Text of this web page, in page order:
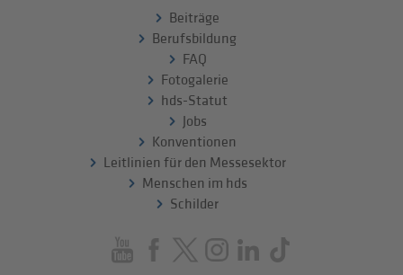
Beiträge
Berufsbildung
FAQ
Fotogalerie
hds-Statut
Jobs
Konventionen
Leitlinien für den Messesektor
Menschen im hds
Schilder